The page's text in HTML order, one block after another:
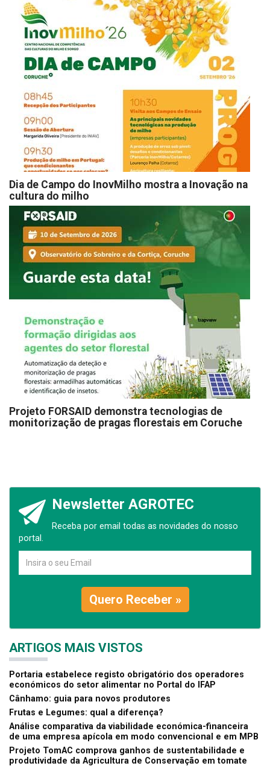
Dia de Campo do InovMilho mostra a Inovação na
cultura do milho
Projeto FORSAID demonstra tecnologias de
monitorização de pragas florestais em Coruche
Newsletter AGROTEC
Receba por email todas as novidades do nosso
portal.
Quero Receber »
ARTIGOS MAIS VISTOS
Portaria estabelece registo obrigatório dos operadores
económicos do setor alimentar no Portal do IFAP
Cânhamo: guia para novos produtores
Frutas e Legumes: qual a diferença?
Análise comparativa da viabilidade económica-financeira
de uma empresa apícola em modo convencional e em MPB
Projeto TomAC comprova ganhos de sustentabilidade e
produtividade da Agricultura de Conservação em tomate